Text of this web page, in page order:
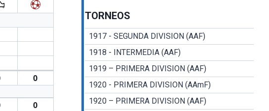
0
0
TORNEOS
1917 - SEGUNDA DIVISION (AAF)
1918 - INTERMEDIA (AAF)
1919 – PRIMERA DIVISION (AAF)
1920 - PRIMERA DIVISION (AAmF)
1920 – PRIMERA DIVISION (AAF)